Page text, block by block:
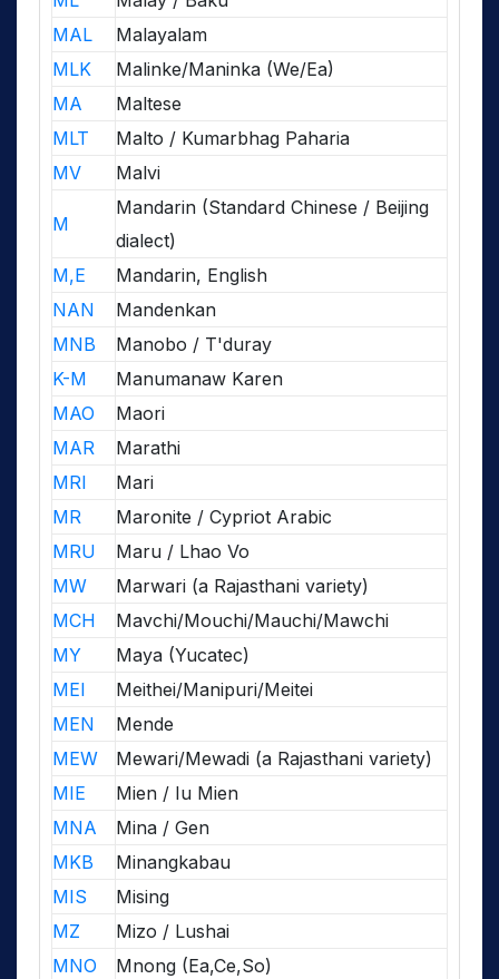
MAL
Malayalam
MLK
Malinke/Maninka (We/Ea)
MA
Maltese
MLT
Malto / Kumarbhag Paharia
MV
Malvi
M
Mandarin (Standard Chinese / Beijing
dialect)
M,E
Mandarin, English
NAN
Mandenkan
MNB
Manobo / T'duray
K-M
Manumanaw Karen
MAO
Maori
MAR
Marathi
MRI
Mari
MR
Maronite / Cypriot Arabic
MRU
Maru / Lhao Vo
MW
Marwari (a Rajasthani variety)
MCH
Mavchi/Mouchi/Mauchi/Mawchi
MY
Maya (Yucatec)
MEI
Meithei/Manipuri/Meitei
MEN
Mende
MEW
Mewari/Mewadi (a Rajasthani variety)
MIE
Mien / Iu Mien
MNA
Mina / Gen
MKB
Minangkabau
MIS
Mising
MZ
Mizo / Lushai
MNO
Mnong (Ea,Ce,So)